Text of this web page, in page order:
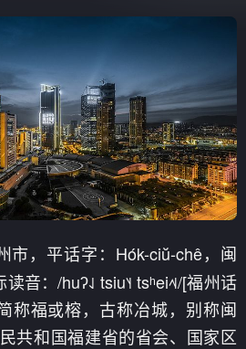
市，平话字：Hók-ciŭ-chê，闽
：/huʔ˨˩ tsiu˥˧ tsʰei˨˦˨/[福州话
称福或榕，古称冶城，别称闽
共和国福建省的省会、国家区